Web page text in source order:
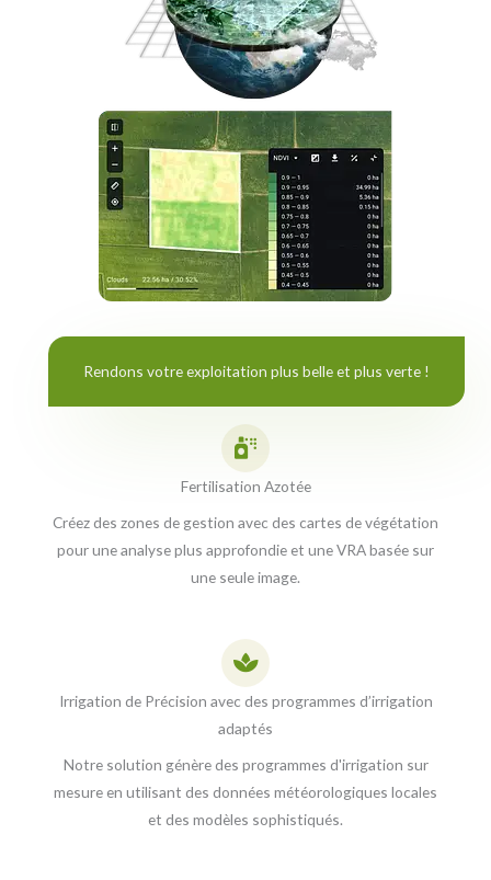
Rendons votre exploitation plus belle et plus verte !​
Fertilisation Azotée
Créez des zones de gestion avec des cartes de végétation
pour une analyse plus approfondie et une VRA basée sur
une seule image.
Irrigation de Précision avec des programmes d’irrigation
adaptés
Notre solution génère des programmes d'irrigation sur
mesure en utilisant des données météorologiques locales
et des modèles sophistiqués.